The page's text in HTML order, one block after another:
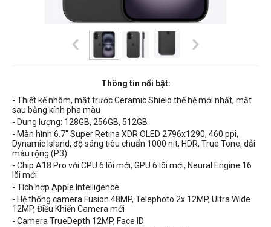
Thông tin nổi bật:
- Thiết kếnhôm, mặt trước Ceramic Shield thế hệ mới nhất, mặt
sau bằng kính pha màu
- Dung lượng: 128GB, 256GB, 512GB
- Màn hình 6.7" Super Retina XDR OLED 2796x1290, 460 ppi,
Dynamic Island, độ sáng tiêu chuẩn 1000 nit, HDR, True Tone, dải
màu rộng (P3)
- Chip A18 Pro với CPU 6 lõi mới, GPU 6 lõi mới, Neural Engine 16
lõi mới
- Tích hợp Apple Intelligence
- Hệ thống camera Fusion 48MP, Telephoto 2x 12MP, Ultra Wide
12MP, Điều Khiển Camera mới
- Camera TrueDepth 12MP, Face ID